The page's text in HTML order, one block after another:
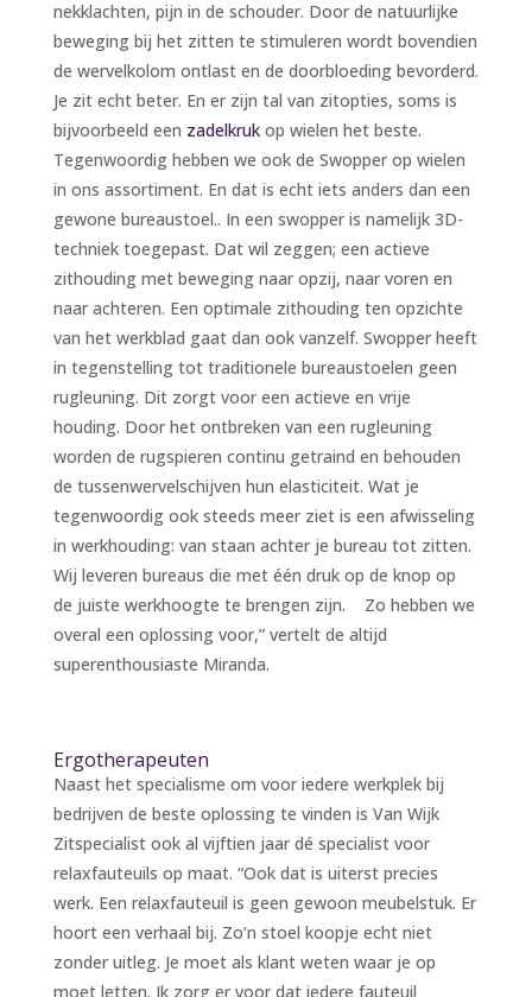
nekklachten, pijn in de schouder. Door de natuurlijke
beweging bij het zitten te stimuleren wordt bovendien
de wervelkolom ontlast en de doorbloeding bevorderd.
Je zit echt beter. En er zijn tal van zitopties, soms is
bijvoorbeeld een zadelkrukop wielen het beste.
Tegenwoordig hebben we ook de Swopper op wielen
in ons assortiment. En dat is echt iets anders dan een
gewone bureaustoel.. In een swopper is namelijk 3D-
techniek toegepast. Dat wil zeggen; een actieve
zithouding met beweging naar opzij, naar voren en
naar achteren. Een optimale zithouding ten opzichte
van het werkblad gaat dan ook vanzelf. Swopper heeft
in tegenstelling tot traditionele bureaustoelen geen
rugleuning. Dit zorgt voor een actieve en vrije
houding. Door het ontbreken van een rugleuning
worden de rugspieren continu getraind en behouden
de tussenwervelschijven hun elasticiteit. Wat je
tegenwoordig ook steeds meer ziet is een afwisseling
in werkhouding: van staan achter je bureau tot zitten.
Wij leveren bureaus die met één druk op de knop op
de juiste werkhoogte te brengen zijn. Zo hebben we
overal een oplossing voor,” vertelt de altijd
superenthousiaste Miranda.
Ergotherapeuten
Naast het specialisme om voor iedere werkplek bij
bedrijven de beste oplossing te vinden is Van Wijk
Zitspecialist ook al vijftien jaar dé specialist voor
relaxfauteuils op maat. “Ook dat is uiterst precies
werk. Een relaxfauteuil is geen gewoon meubelstuk. Er
hoort een verhaal bij. Zo’n stoel koopje echt niet
zonder uitleg. Je moet als klant weten waar je op
moet letten. Ik zorg er voor dat iedere fauteuil